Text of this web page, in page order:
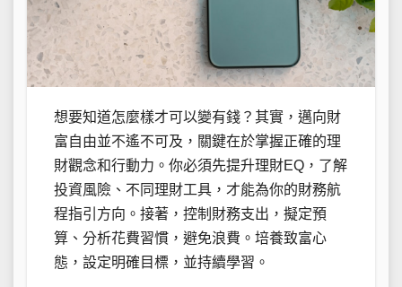
想要知道怎麼樣才可以變有錢？其實，邁向財
富自由並不遙不可及，關鍵在於掌握正確的理
財觀念和行動力。你必須先提升理財EQ，了解
投資風險、不同理財工具，才能為你的財務航
程指引方向。接著，控制財務支出，擬定預
算、分析花費習慣，避免浪費。培養致富心
態，設定明確目標，並持續學習。